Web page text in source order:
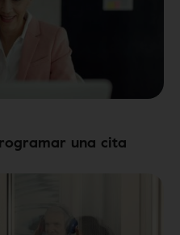
una cita